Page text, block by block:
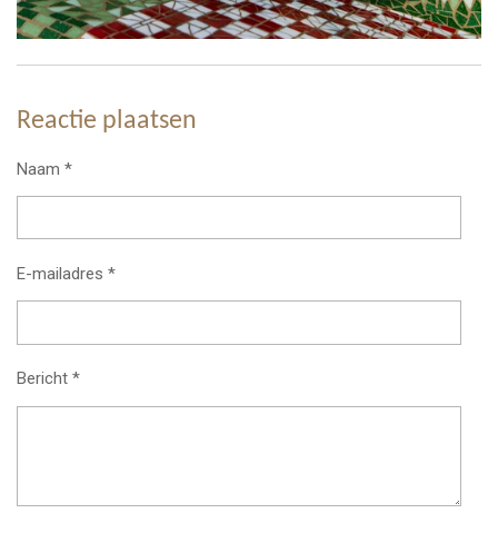
Reactie plaatsen
Naam *
E-mailadres *
Bericht *